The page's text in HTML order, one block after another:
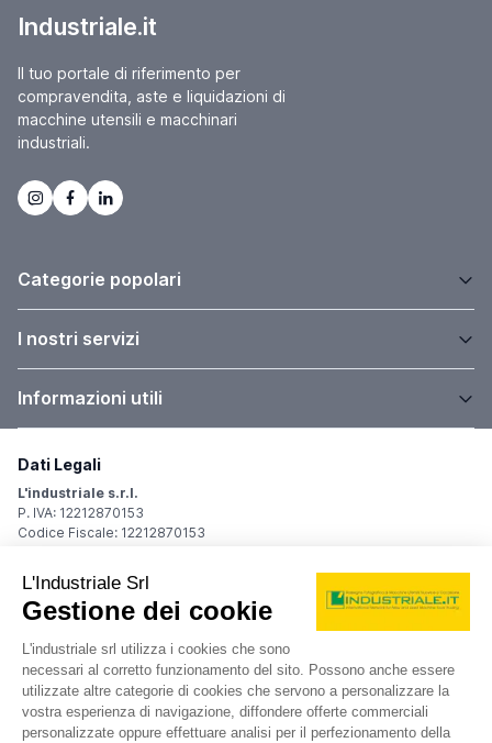
Industriale.it
Il tuo portale di riferimento per
compravendita, aste e liquidazioni di
macchine utensili e macchinari
industriali.
Categorie popolari
I nostri servizi
Informazioni utili
Dati Legali
L'industriale s.r.l.
P. IVA: 12212870153
Codice Fiscale: 12212870153
Sede Legale
Via Carlo Dolci, 32
20148 Milano (MI)
Italy
Registro Imprese
Iscrizione R.I.: 12212870153
REA: MI-1539011